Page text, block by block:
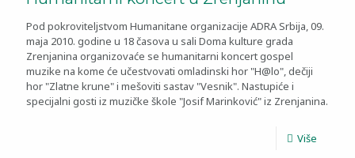
Pod pokroviteljstvom Humanitane organizacije ADRA Srbija, 09.
maja 2010. godine u 18 časova u sali Doma kulture grada
Zrenjanina organizovaće se humanitarni koncert gospel
muzike na kome će učestvovati omladinski hor "H@lo", dečiji
hor "Zlatne krune" i mešoviti sastav "Vesnik". Nastupiće i
specijalni gosti iz muzičke škole "Josif Marinković" iz Zrenjanina.
Više